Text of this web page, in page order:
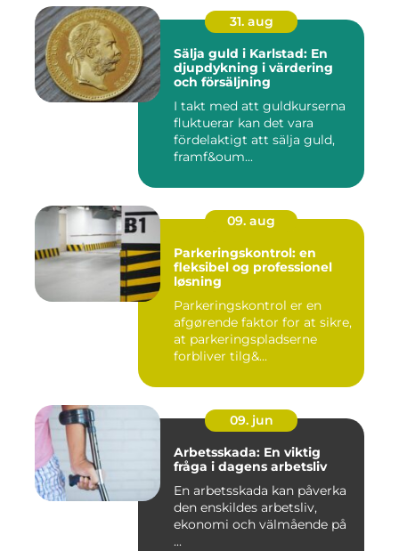
31. aug
Sälja guld i Karlstad: En
djupdykning i värdering
och försäljning
I takt med att guldkurserna
fluktuerar kan det vara
fördelaktigt att sälja guld,
framf&oum...
09. aug
Parkeringskontrol: en
fleksibel og professionel
løsning
Parkeringskontrol er en
afgørende faktor for at sikre,
at parkeringspladserne
forbliver tilg&...
09. jun
Arbetsskada: En viktig
fråga i dagens arbetsliv
En arbetsskada kan påverka
den enskildes arbetsliv,
ekonomi och välmående på
...